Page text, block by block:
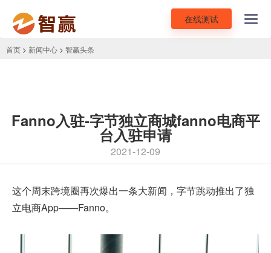
在线测试
首页 > 新闻中心 > 智赢头条
Fanno入驻-字节独立商城fanno电商平
台入驻申请
2021-12-09
这个周末跨境圈再次爆出一条大新闻，字节跳动推出了独
立电商App——Fanno。